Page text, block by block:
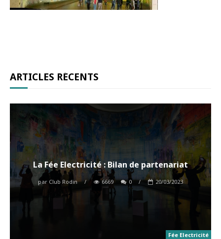
ARTICLES RÉCENTS
Fée Electricité
La Fée Electricité : Bilan de partenariat
par Club Rodin / 6669 0 / 20/03/2023